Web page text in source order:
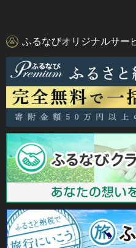
ふるなびオリジナルサー